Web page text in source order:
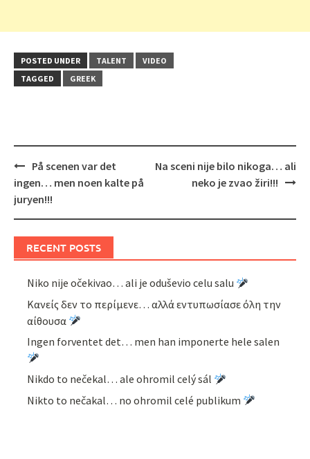
POSTED UNDER TALENT
VIDEO
TAGGED
GREEK
Post
navigation
På scenen var det
ingen… men noen kalte på
juryen!!!
Na sceni nije bilo nikoga… ali
neko je zvao žiri!!!
RECENT POSTS
Niko nije očekivao… ali je oduševio celu salu
Κανείς δεν το περίμενε… αλλά εντυπωσίασε όλη την
αίθουσα
Ingen forventet det… men han imponerte hele salen
Nikdo to nečekal… ale ohromil celý sál
Nikto to nečakal… no ohromil celé publikum